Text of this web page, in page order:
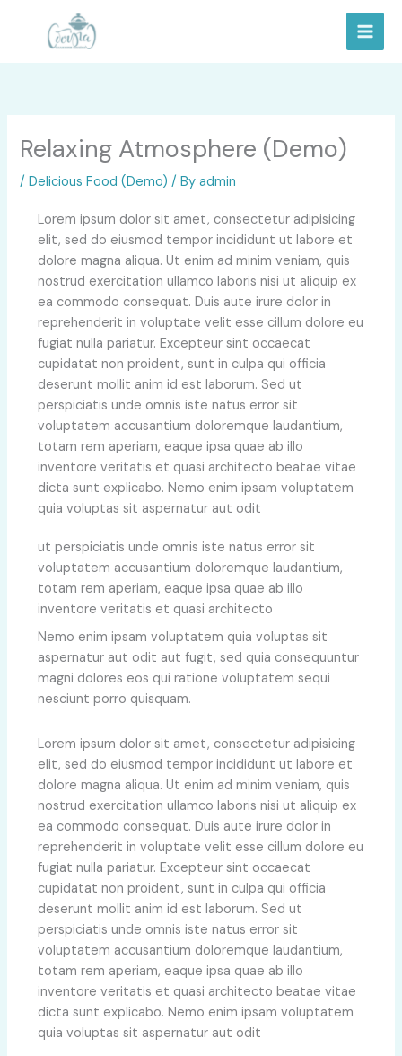
content
Relaxing Atmosphere (Demo)
/Delicious Food (Demo) / Byadmin
Lorem ipsum dolor sit amet, consectetur adipisicing
elit, sed do eiusmod tempor incididunt ut labore et
dolore magna aliqua. Ut enim ad minim veniam, quis
nostrud exercitation ullamco laboris nisi ut aliquip ex
ea commodo consequat. Duis aute irure dolor in
reprehenderit in voluptate velit esse cillum dolore eu
fugiat nulla pariatur. Excepteur sint occaecat
cupidatat non proident, sunt in culpa qui officia
deserunt mollit anim id est laborum. Sed ut
perspiciatis unde omnis iste natus error sit
voluptatem accusantium doloremque laudantium,
totam rem aperiam, eaque ipsa quae ab illo
inventore veritatis et quasi architecto beatae vitae
dicta sunt explicabo. Nemo enim ipsam voluptatem
quia voluptas sit aspernatur aut odit
ut perspiciatis unde omnis iste natus error sit
voluptatem accusantium doloremque laudantium,
totam rem aperiam, eaque ipsa quae ab illo
inventore veritatis et quasi architecto
Nemo enim ipsam voluptatem quia voluptas sit
aspernatur aut odit aut fugit, sed quia consequuntur
magni dolores eos qui ratione voluptatem sequi
nesciunt porro quisquam.
Lorem ipsum dolor sit amet, consectetur adipisicing
elit, sed do eiusmod tempor incididunt ut labore et
dolore magna aliqua. Ut enim ad minim veniam, quis
nostrud exercitation ullamco laboris nisi ut aliquip ex
ea commodo consequat. Duis aute irure dolor in
reprehenderit in voluptate velit esse cillum dolore eu
fugiat nulla pariatur. Excepteur sint occaecat
cupidatat non proident, sunt in culpa qui officia
deserunt mollit anim id est laborum. Sed ut
perspiciatis unde omnis iste natus error sit
voluptatem accusantium doloremque laudantium,
totam rem aperiam, eaque ipsa quae ab illo
inventore veritatis et quasi architecto beatae vitae
dicta sunt explicabo. Nemo enim ipsam voluptatem
quia voluptas sit aspernatur aut odit